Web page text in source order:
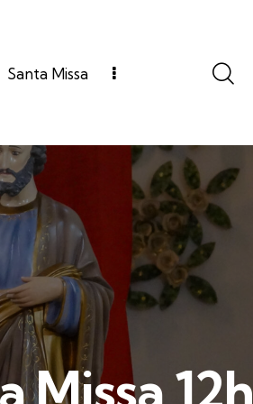
Santa Missa
Missa 12h